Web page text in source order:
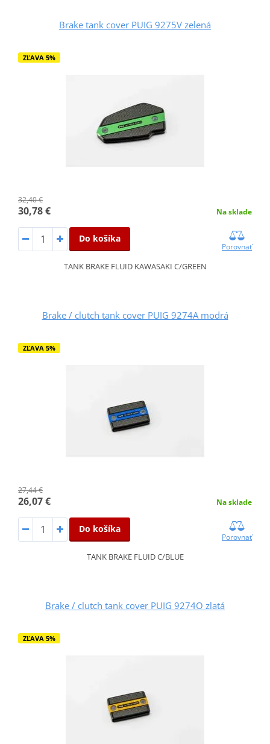
Brake tank cover PUIG 9275V zelená
ZĽAVA 5%
32,40 €
30,78 € Na sklade
Do košíka
Porovnať
TANK BRAKE FLUID KAWASAKI C/GREEN
Brake / clutch tank cover PUIG 9274A modrá
ZĽAVA 5%
27,44 €
26,07 € Na sklade
Do košíka
Porovnať
TANK BRAKE FLUID C/BLUE
Brake / clutch tank cover PUIG 9274O zlatá
ZĽAVA 5%